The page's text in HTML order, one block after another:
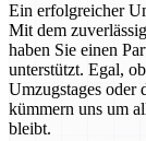
Ein erfolgreicher
Mit dem
haben Sie einen
unterstützt. Egal,
Umzugstages oder
kümmern uns um
bleibt.